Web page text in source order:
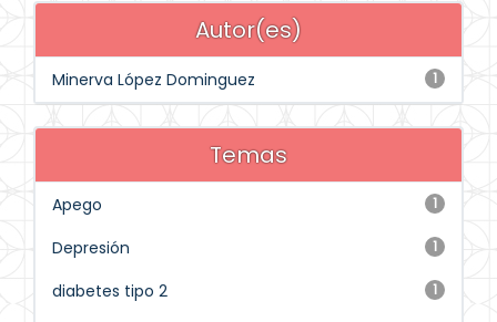
Autor(es)
1
Minerva López Dominguez
Temas
1
Apego
1
Depresión
1
diabetes tipo 2